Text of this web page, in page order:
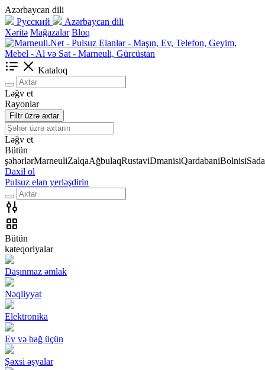
Azərbaycan dili
Русский
Azərbaycan dili
Xəritə Mağazalar Bloq
Kataloq
Ləğv et
Rayonlar
Filtr üzrə axtar
Ləğv et
Bütün
şəhərlərMarneuliZalqaAğbulaqRustaviDmanisiQardabaniBolnisi
Daxil ol
Pulsuz elan yerləşdirin
Bütün
kateqoriyalar
Daşınmaz əmlak
Nəqliyyat
Elektronika
Ev və bağ üçün
Şəxsi əşyalar